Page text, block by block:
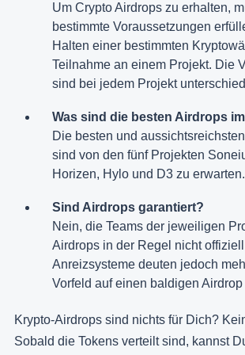
Um Crypto Airdrops zu erhalten,
bestimmte Voraussetzungen
Halten einer bestimmten
Teilnahme an einem Projekt. Die
sind bei jedem Projekt
Was sind die besten Airdrops
Die besten und
sind von den fünf Projekten
Horizen, Hylo und D3 zu erwarten.
Sind Airdrops garantiert?
Nein, die Teams der jeweiligen
Airdrops in der Regel nicht
Anreizsysteme deuten jedoch
Vorfeld auf einen baldigen Airdrop
Krypto-Airdrops sind nichts für Dich?
Sobald die Tokens verteilt sind, kannst